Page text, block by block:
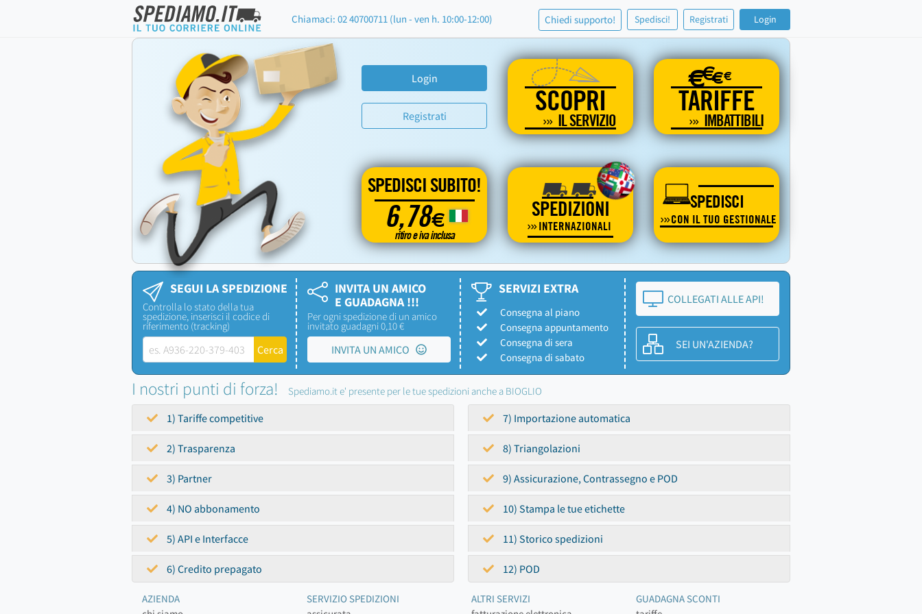
Chiamaci: 02 40700711 (lun - ven h. 10:00-12:00) Chiedi supporto! Spedisci! Registrati Login
Login
Registrati SCOPRI
IL SERVIZIO
€€€€
TARIFFE
IMBATTIBILI
SPEDISCI SUBITO!
6,78€
ritiro e iva inclusa
SPEDIZIONI
INTERNAZIONALI
SPEDISCI
CON IL TUO GESTIONALE
SEGUI LA SPEDIZIONE
Controlla lo stato della tua
spedizione, inserisci il codice di
riferimento (tracking)
INVITA UN AMICO
E GUADAGNA !!!
Per ogni spedizione di un amico
invitato guadagni 0,10 €
INVITA UN AMICO
SERVIZI EXTRA
Consegna al piano
Consegna appuntamento
Consegna di sera
Consegna di sabato
COLLEGATI ALLE API!
SEI UN'AZIENDA?
I nostri punti di forza! Spediamo.it e' presente per le tue spedizioni anche a BIOGLIO
1) Tariffe competitive
2) Trasparenza
3) Partner
4) NO abbonamento
5) API e Interfacce
6) Credito prepagato
7) Importazione automatica
8) Triangolazioni
9) Assicurazione, Contrassegno e POD
10) Stampa le tue etichette
11) Storico spedizioni
12) POD
AZIENDA
SERVIZIO SPEDIZIONI
ALTRI SERVIZI
GUADAGNA SCONTI